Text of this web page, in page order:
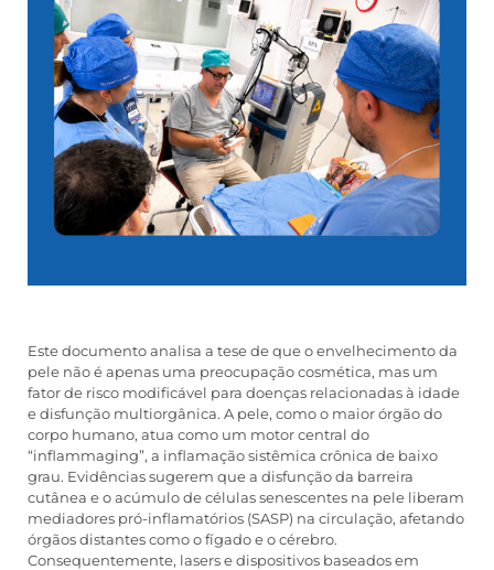
Este documento analisa a tese de que o envelhecimento da
pele não é apenas uma preocupação cosmética, mas um
fator de risco modificável para doenças relacionadas à idade
e disfunção multiorgânica. A pele, como o maior órgão do
corpo humano, atua como um motor central do
“inflammaging”, a inflamação sistêmica crônica de baixo
grau. Evidências sugerem que a disfunção da barreira
cutânea e o acúmulo de células senescentes na pele liberam
mediadores pró-inflamatórios (SASP) na circulação, afetando
órgãos distantes como o fígado e o cérebro.
Consequentemente, lasers e dispositivos baseados em